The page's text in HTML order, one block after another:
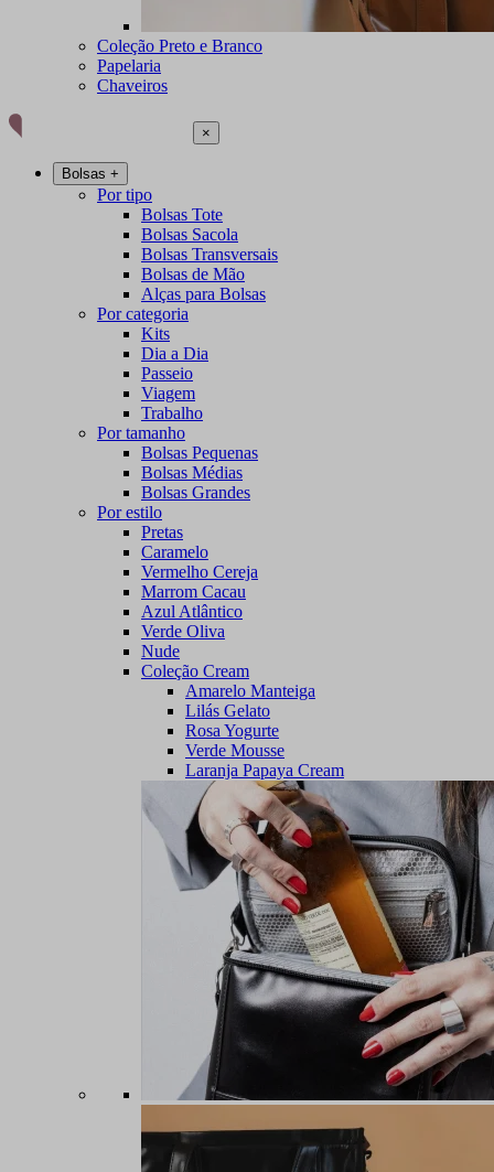
Coleção Preto e Branco
Papelaria
Chaveiros
×
Bolsas +
Por tipo
Bolsas Tote
Bolsas Sacola
Bolsas Transversais
Bolsas de Mão
Alças para Bolsas
Por categoria
Kits
Dia a Dia
Passeio
Viagem
Trabalho
Por tamanho
Bolsas Pequenas
Bolsas Médias
Bolsas Grandes
Por estilo
Pretas
Caramelo
Vermelho Cereja
Marrom Cacau
Azul Atlântico
Verde Oliva
Nude
Coleção Cream
Amarelo Manteiga
Lilás Gelato
Rosa Yogurte
Verde Mousse
Laranja Papaya Cream